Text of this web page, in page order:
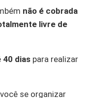
não é cobrada
livre de
40 dias para realizar
se organizar